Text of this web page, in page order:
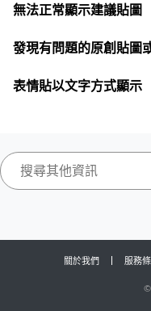
無法正常顯示建議貼圖
發現有問題的原創貼圖
表情貼以文字方式顯示
關於我們 服務
©